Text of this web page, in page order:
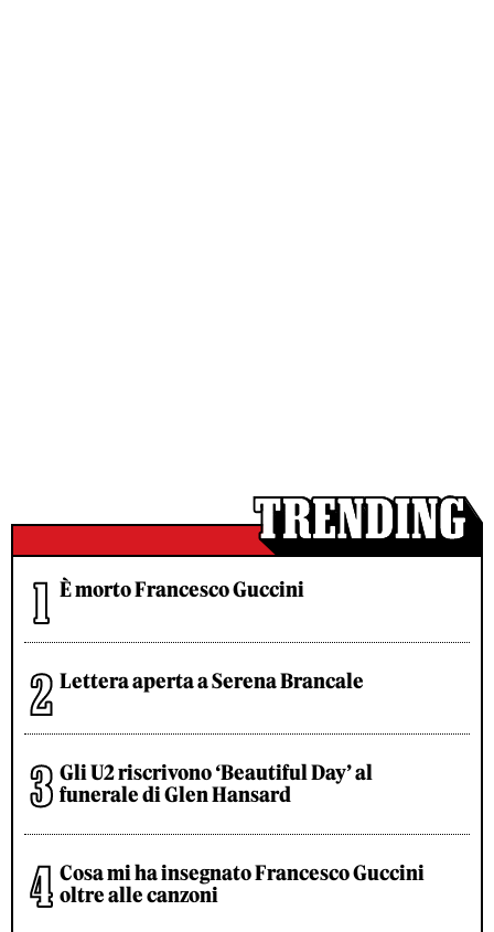
È morto Francesco Guccini
Lettera aperta a Serena Brancale
Gli U2 riscrivono ‘Beautiful Day’ al
funerale di Glen Hansard
Cosa mi ha insegnato Francesco Guccini
oltre alle canzoni